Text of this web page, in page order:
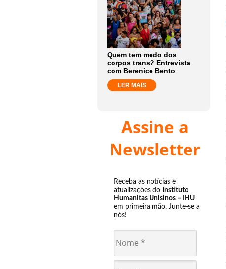
Quem tem medo dos
corpos trans? Entrevista
com Berenice Bento
LER MAIS
Assine a
Newsletter
Receba as notícias e
atualizações do Instituto
Humanitas Unisinos – IHU
em primeira mão. Junte-se a
nós!